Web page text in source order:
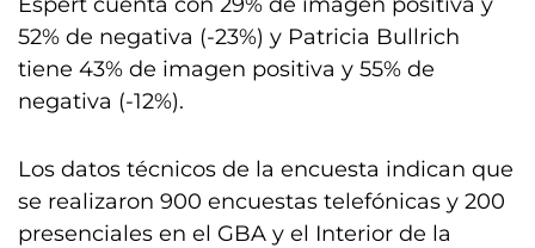
52% de negativa (-23%) y Patricia Bullrich
tiene 43% de imagen positiva y 55% de
negativa (-12%).
Los datos técnicos de la encuesta indican que
se realizaron 900 encuestas telefónicas y 200
presenciales en el GBA y el Interior de la